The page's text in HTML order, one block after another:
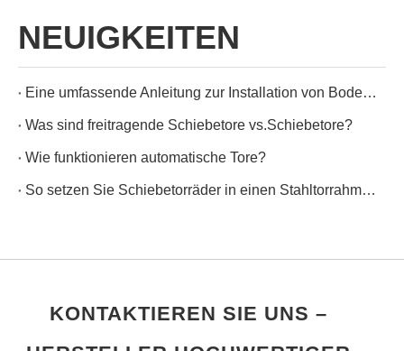
NEUIGKEITEN
Eine umfassende Anleitung zur Installation von Bodenschienen für leichtgängige Schiebetüren und Tore
Was sind freitragende Schiebetore vs.Schiebetore?
Wie funktionieren automatische Tore?
So setzen Sie Schiebetorräder in einen Stahltorrahmen ein
KONTAKTIEREN SIE UNS –